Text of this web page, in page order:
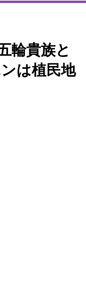
輪貴族と
は植民地